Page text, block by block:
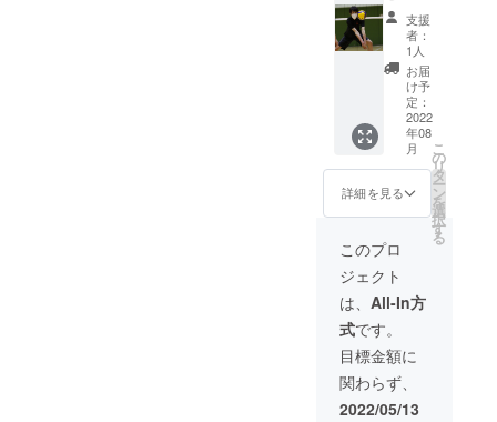
動画
+2022
公式T
シャツ
（Desig
ned by
KOHEI
YANAG
ISWA）
WHITE
＋田中
講師サ
イン付
きプラ
イベー
トTシャ
ツ】
支援
者：
1人
お届
け予
定：
2022
年08
月
詳細を見る
こ
の
リ
タ
ー
ン
を
選
択
す
る
このプロ
ジェクト
は、 All-In方
式です。
目標金額に
関わらず、
2022/05/13